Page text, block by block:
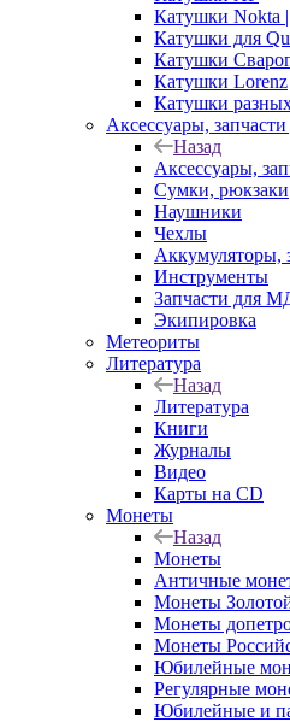
Катушки Nokta
Катушки для
Катушки
Катушки Lorenz
Катушки
Аксессуары,
Назад
Аксессуары,
Сумки, рюкзаки
Наушники
Чехлы
Аккумуляторы,
Инструменты
Запчасти для
Экипировка
Метеориты
Литература
Назад
Литература
Книги
Журналы
Видео
Карты на CD
Монеты
Назад
Монеты
Античные
Монеты
Монеты
Монеты
Юбилейные
Регулярные
Юбилейные и